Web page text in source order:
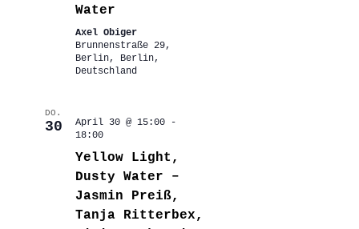
Water
Axel Obiger
Brunnenstraße 29,
Berlin, Berlin,
Deutschland
DO.
30 April 30 @ 15:00-
18:00
Yellow Light,
Dusty Water –
Jasmin Preiß,
Tanja Ritterbex,